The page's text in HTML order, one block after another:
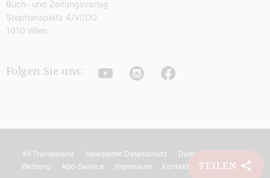
TEILEN
Buch- und Zeitungsverlag
Stephansplatz 4/VI/DG
1010 Wien
Folgen Sie uns: YoutubeInstagramFacebook
KI-Transparenz Newsletter Datenschutz Datenschutz
Werbung
Abo-Service Impressum Kontakt Barrierefreiheit